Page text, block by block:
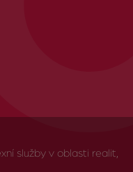
služby v oblasti realit,